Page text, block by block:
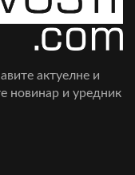
актуелне и
новинар и уредник